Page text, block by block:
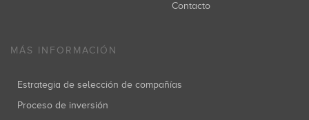
Contacto
MÁS INFORMACIÓN
Estrategia de selección de compañías
Proceso de inversión